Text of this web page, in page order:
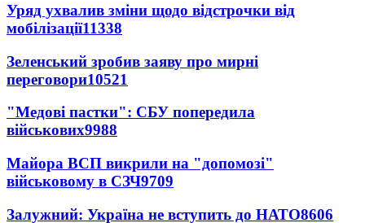
Уряд ухвалив зміни щодо відстрочки від
мобілізації11338
Зеленський зробив заяву про мирні
переговори10521
"Медові пастки": СБУ попередила
військових9988
Майора ВСП викрили на "допомозі"
військовому в СЗЧ9709
Залужний: Україна не вступить до НАТО8606